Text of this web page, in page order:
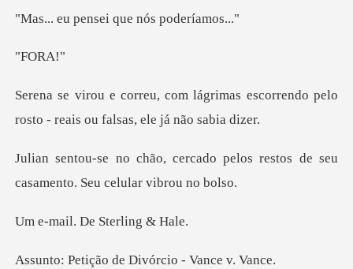
nsei que nós
OR
imas escorrendo pelo
rosto - reais
do pelos restos de seu
casament
De Sterli
o de Divórcio -